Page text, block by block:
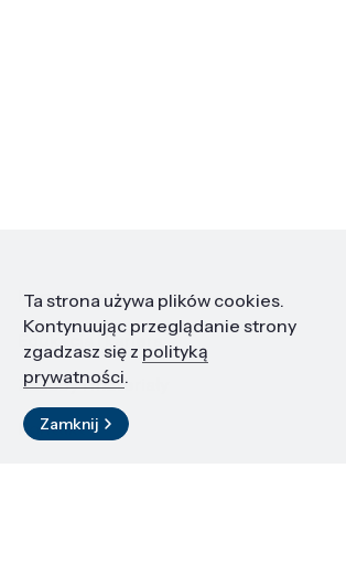
Informacje
Edukacja i kariera
Zasoby i materiały
Kontakt
Ta strona używa plików cookies.
Kontynuując przeglądanie strony
zgadzasz się z polityką
prywatności.
Zamknij